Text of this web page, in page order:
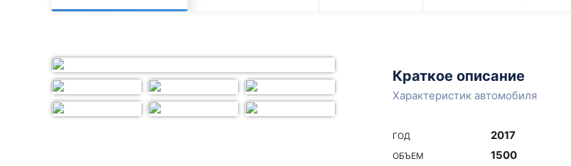
Subaru
Краткое описание
Характеристик автомобиля
ГОД 2017
ОБЪЕМ 1500